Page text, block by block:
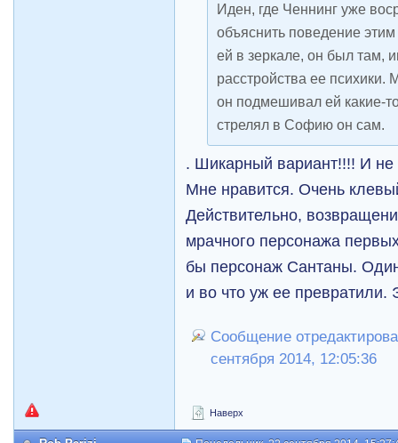
Иден, где Ченнинг уже
объяснить поведение
ей в зеркале, он был там,
расстройства ее
он подмешивал ей какие-
стрелял в Софию он сам.
. Шикарный вариант!!!! И не
Мне нравится. Очень
Действительно,
мрачного персонажа
бы персонаж Сантаны.
и во что уж ее
Сообщение
сентября 2014, 12:05:36
Наверх